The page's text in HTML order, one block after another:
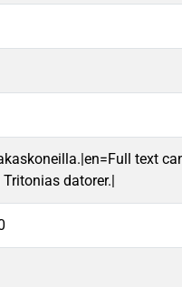
text
datorer.|